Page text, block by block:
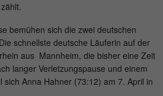
bemühen sich die zwei deutschen
schnellste deutsche Läuferin auf der
aus Mannheim, die bisher eine Zeit
langer Verletzungspause und einem
sich Anna Hahner (73:12) am 7. April in
net.de